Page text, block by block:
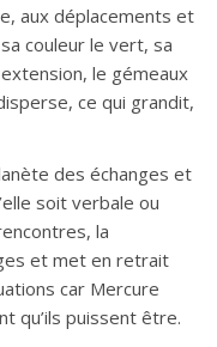
aux déplacements et
couleur le vert, sa
le gémeaux
ce qui grandit,
des échanges et
soit verbale ou
la
et met en retrait
car Mercure
qu’ils puissent être.